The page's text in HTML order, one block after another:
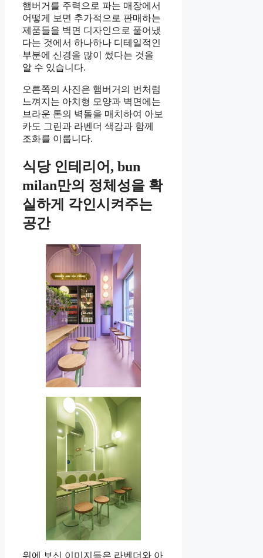
햄버거를 주력으로 파는 매장에서
어떻게 보면 추가적으로 판매하는
제품들을 벽면 디자인으로 풀어냈
다는 것에서 하나하나 디테일적인
부분에 신경을 많이 썼다는 것을
알 수 있습니다.
오른쪽의 사진은 햄버거의 번처럼
느껴지는 아치형 모양과 벽면에는
브라운 톤의 벽돌을 매치하여 아보
카도 그린과 라벤더 색감과 함께
조화를 이룹니다.
식당 인테리어, bun
milan만의 정체성을 확
실하게 각인시켜주는
공간
위에 보신 이미지들은 라벤더와 아